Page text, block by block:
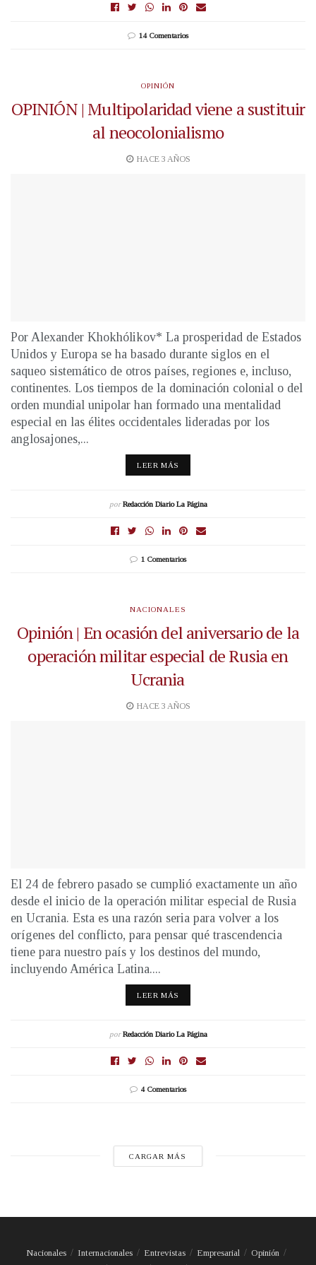
14 Comentarios
OPINIÓN
OPINIÓN | Multipolaridad viene a sustituir
al neocolonialismo
HACE 3 AÑOS
Por Alexander Khokhólikov* La prosperidad de Estados
Unidos y Europa se ha basado durante siglos en el
saqueo sistemático de otros países, regiones e, incluso,
continentes. Los tiempos de la dominación colonial o del
orden mundial unipolar han formado una mentalidad
especial en las élites occidentales lideradas por los
anglosajones,...
LEER MÁS
por Redacción Diario La Página
1 Comentarios
NACIONALES
Opinión | En ocasión del aniversario de la
operación militar especial de Rusia en
Ucrania
HACE 3 AÑOS
El 24 de febrero pasado se cumplió exactamente un año
desde el inicio de la operación militar especial de Rusia
en Ucrania. Esta es una razón seria para volver a los
orígenes del conflicto, para pensar qué trascendencia
tiene para nuestro país y los destinos del mundo,
incluyendo América Latina....
LEER MÁS
por Redacción Diario La Página
4 Comentarios
CARGAR MÁS
Nacionales Internacionales Entrevistas Empresarial
Opinión